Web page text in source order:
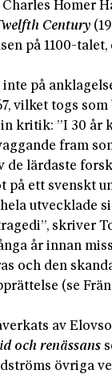
Homer
Century
på 1100-
på
vilket togs som
kritik: ”I 30 år
fram
de lärdaste
på ett svenskt
utvecklade
skriver
år innan
och den
(se
av
och renässans
övriga